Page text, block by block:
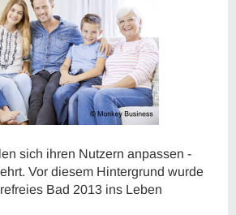
sich ihren Nutzern anpassen -
Vor diesem Hintergrund wurde
Bad 2013 ins Leben